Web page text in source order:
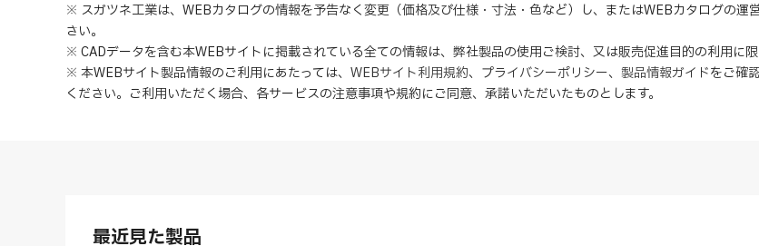
※ スガツネ工業は、WEBカタログの情報を予告なく変更（価格及び仕様・寸法・色など）し、またはWEBカタログの
さい。
※ CADデータを含む本WEBサイトに掲載されている全ての情報は、弊社製品の使用ご検討、又は販売促進目的の利用に限
※ 本WEBサイト製品情報のご利用にあたっては、 WEBサイト利用規約、 プライバシーポリシー、 製品情報ガイドをご確
ください。ご利用いただく場合、各サービスの注意事項や規約にご同意、 承諾いただいたものとします。
最近見た製品